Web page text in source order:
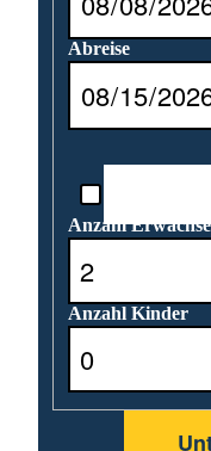
Abreise
Anzahl
Anzahl Kinder